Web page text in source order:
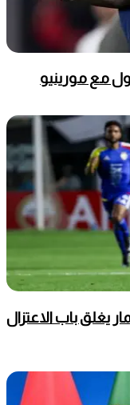
مع مورينيو
يغلق باب الاعتزال